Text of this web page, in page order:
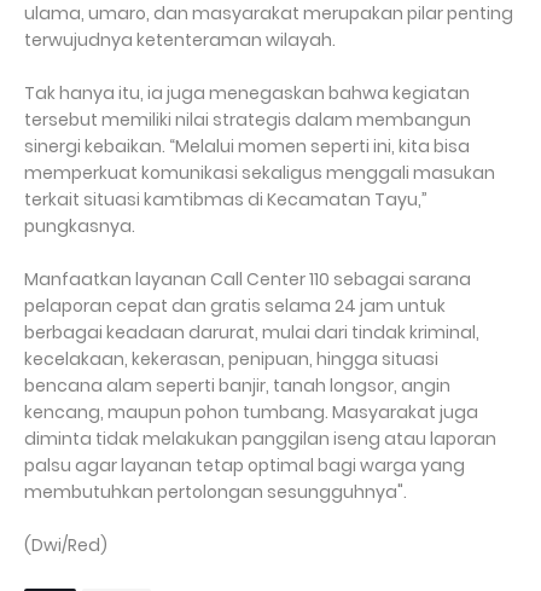
ulama, umaro, dan masyarakat merupakan pilar penting
terwujudnya ketenteraman wilayah.
Tak hanya itu, ia juga menegaskan bahwa kegiatan
tersebut memiliki nilai strategis dalam membangun
sinergi kebaikan. “Melalui momen seperti ini, kita bisa
memperkuat komunikasi sekaligus menggali masukan
terkait situasi kamtibmas di Kecamatan Tayu,”
pungkasnya.
Manfaatkan layanan Call Center 110 sebagai sarana
pelaporan cepat dan gratis selama 24 jam untuk
berbagai keadaan darurat, mulai dari tindak kriminal,
kecelakaan, kekerasan, penipuan, hingga situasi
bencana alam seperti banjir, tanah longsor, angin
kencang, maupun pohon tumbang. Masyarakat juga
diminta tidak melakukan panggilan iseng atau laporan
palsu agar layanan tetap optimal bagi warga yang
membutuhkan pertolongan sesungguhnya".
(Dwi/Red)